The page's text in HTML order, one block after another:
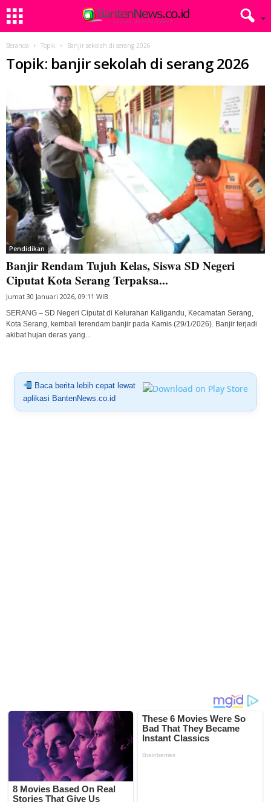
Beranda Topik Banjir sekolah di serang 2026
Topik: banjir sekolah di serang 2026
Pendidikan
Banjir Rendam Tujuh Kelas, Siswa SD Negeri
Ciputat Kota Serang Terpaksa...
Jumat 30 Januari 2026, 09:11 WIB
SERANG – SD Negeri Ciputat di Kelurahan Kaligandu, Kecamatan Serang,
Kota Serang, kembali terendam banjir pada Kamis (29/1/2026). Banjir terjadi
akibat hujan deras yang...
Baca berita lebih cepat lewat
aplikasi BantenNews.co.id